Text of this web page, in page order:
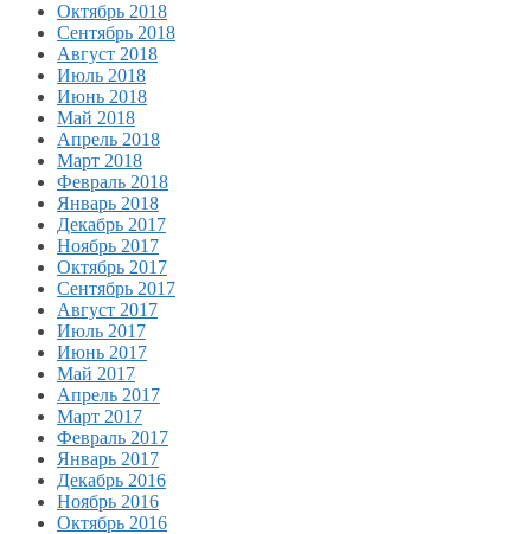
Октябрь 2018
Сентябрь 2018
Август 2018
Июль 2018
Июнь 2018
Май 2018
Апрель 2018
Март 2018
Февраль 2018
Январь 2018
Декабрь 2017
Ноябрь 2017
Октябрь 2017
Сентябрь 2017
Август 2017
Июль 2017
Июнь 2017
Май 2017
Апрель 2017
Март 2017
Февраль 2017
Январь 2017
Декабрь 2016
Ноябрь 2016
Октябрь 2016